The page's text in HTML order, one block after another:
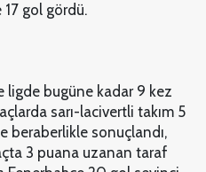
gol gördü.
ligde bugüne kadar 9 kez
sarı-lacivertli takım 5
beraberlikle sonuçlandı,
3 puana uzanan taraf